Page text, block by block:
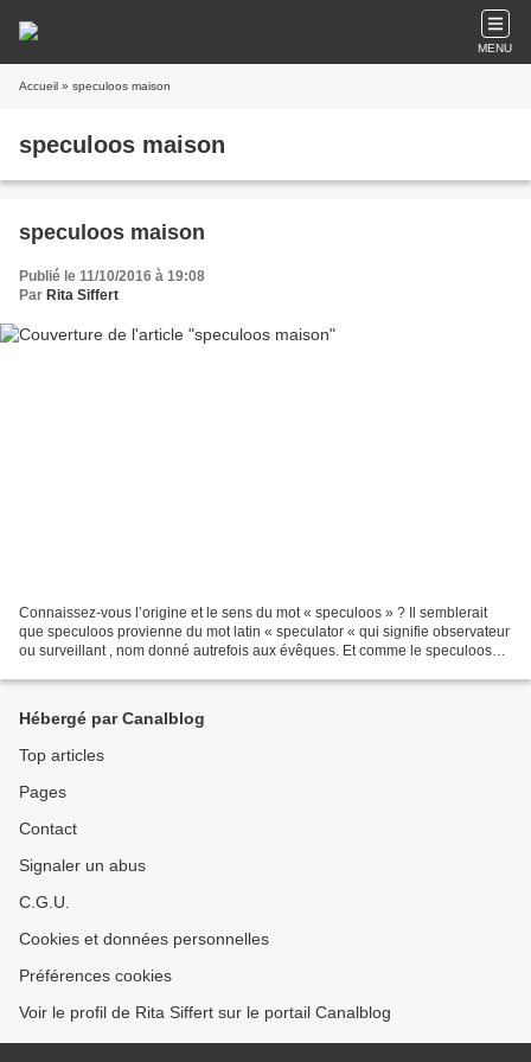
MENU
Accueil » speculoos maison
speculoos maison
speculoos maison
Publié le 11/10/2016 à 19:08
Par Rita Siffert
Connaissez-vous l’origine et le sens du mot « speculoos » ? Il semblerait
que speculoos provienne du mot latin « speculator « qui signifie observateur
ou surveillant , nom donné autrefois aux évêques. Et comme le speculoos
Hébergé par Canalblog
Top articles
Pages
Contact
Signaler un abus
C.G.U.
Cookies et données personnelles
Préférences cookies
Voir le profil de Rita Siffert sur le portail Canalblog